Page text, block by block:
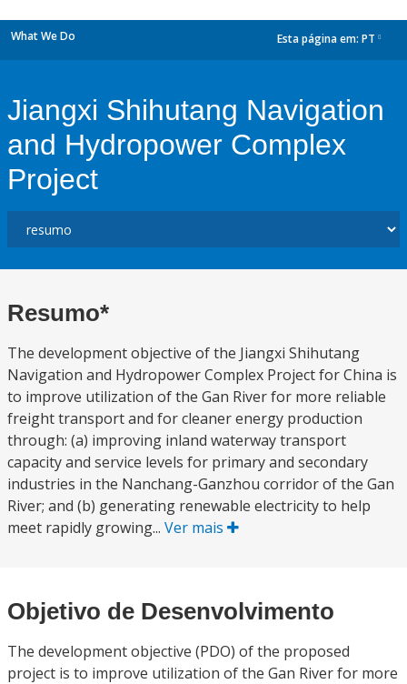
What We Do Esta página em: PT
Jiangxi Shihutang Navigation
and Hydropower Complex
Project
Resumo*
The development objective of the Jiangxi Shihutang
Navigation and Hydropower Complex Project for China is
to improve utilization of the Gan River for more reliable
freight transport and for cleaner energy production
through: (a) improving inland waterway transport
capacity and service levels for primary and secondary
industries in the Nanchang-Ganzhou corridor of the Gan
River; and (b) generating renewable electricity to help
meet rapidly growing... Ver mais
Objetivo de Desenvolvimento
The development objective (PDO) of the proposed
project is to improve utilization of the Gan River for more